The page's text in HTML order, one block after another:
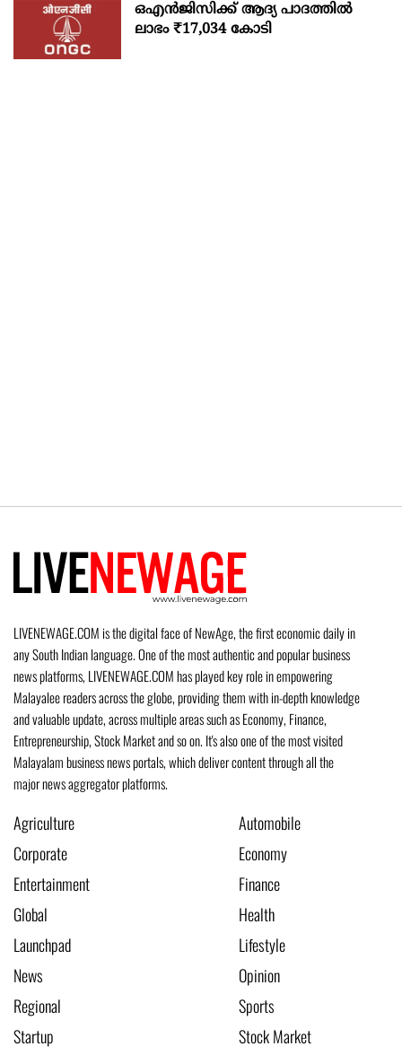
ഒഎന്‍ജിസിക്ക് ആദ്യ പാദത്തില്‍
ലാഭം ₹17,034 കോടി
LIVENEWAGE.COM is the digital face of NewAge, the first economic daily in
any South Indian language. One of the most authentic and popular business
news platforms, LIVENEWAGE.COM has played key role in empowering
Malayalee readers across the globe, providing them with in-depth knowledge
and valuable update, across multiple areas such as Economy, Finance,
Entrepreneurship, Stock Market and so on. It's also one of the most visited
Malayalam business news portals, which deliver content through all the
major news aggregator platforms.
Agriculture
Automobile
Corporate
Economy
Entertainment
Finance
Global
Health
Launchpad
Lifestyle
News
Opinion
Regional
Sports
Startup
Stock Market